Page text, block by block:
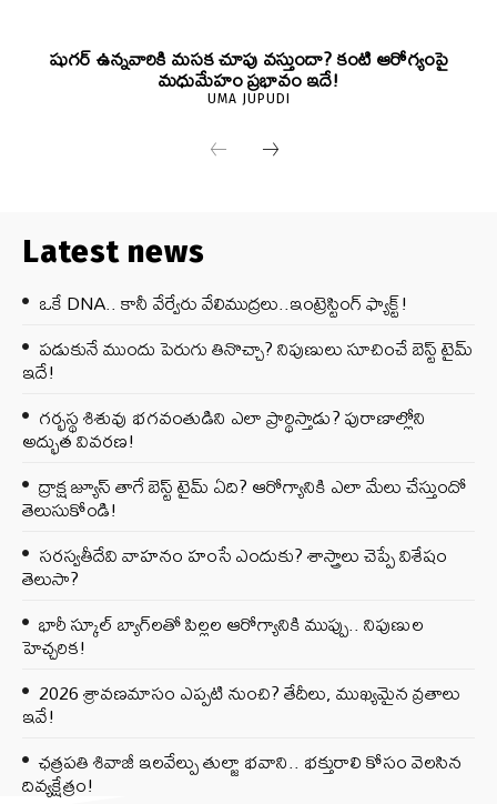
షుగర్ ఉన్నవారికి మసక చూపు వస్తుందా? కంటి ఆరోగ్యంపై
మధుమేహం ప్రభావం ఇదే!
UMA JUPUDI
Latest news
ఒకే DNA.. కానీ వేర్వేరు వేలిముద్రలు..ఇంట్రెస్టింగ్ ఫ్యాక్ట్!
పడుకునే ముందు పెరుగు తినొచ్చా? నిపుణులు సూచించే బెస్ట్ టైమ్
ఇదే!
గర్భస్థ శిశువు భగవంతుడిని ఎలా ప్రార్థిస్తాడు? పురాణాల్లోని
అద్భుత వివరణ!
ద్రాక్ష జ్యూస్ తాగే బెస్ట్ టైమ్ ఏది? ఆరోగ్యానికి ఎలా మేలు చేస్తుందో
తెలుసుకోండి!
సరస్వతీదేవి వాహనం హంసే ఎందుకు? శాస్త్రాలు చెప్పే విశేషం
తెలుసా?
భారీ స్కూల్ బ్యాగ్‌లతో పిల్లల ఆరోగ్యానికి ముప్పు.. నిపుణుల
హెచ్చరిక!
2026 శ్రావణమాసం ఎప్పటి నుంచి? తేదీలు, ముఖ్యమైన వ్రతాలు
ఇవే!
ఛత్రపతి శివాజీ ఇలవేల్పు తుల్జా భవాని.. భక్తురాలి కోసం వెలసిన
దివ్యక్షేత్రం!